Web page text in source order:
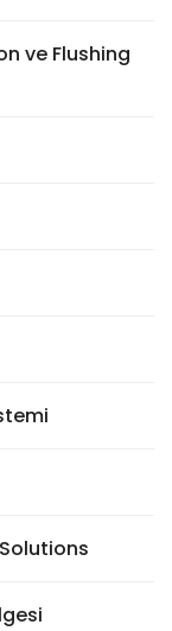
ve Flushing